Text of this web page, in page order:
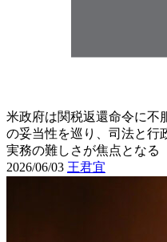
米政府は関税返還命令に不
の妥当性を巡り、司法と行
実務の難しさが焦点となる
2026/06/03 王君宜